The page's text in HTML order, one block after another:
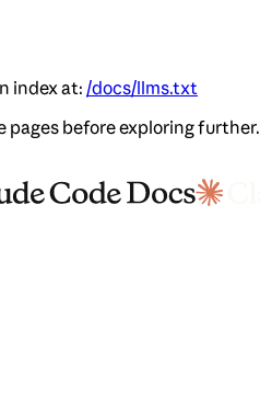
index at: /docs/llms.txt
pages before exploring further.